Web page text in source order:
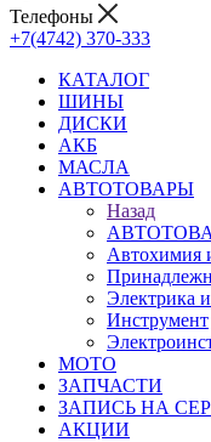
Телефоны
+7(4742) 370-333
КАТАЛОГ
ШИНЫ
ДИСКИ
АКБ
МАСЛА
АВТОТОВАРЫ
Назад
Автохимия
Электрика
Инструмент
МОТО
ЗАПЧАСТИ
ЗАПИСЬ НА
АКЦИИ